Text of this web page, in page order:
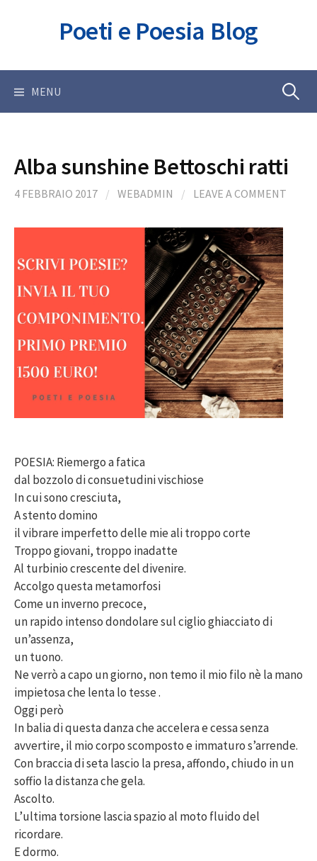
Poeti e Poesia Blog
MENU Ricerca
Alba sunshine Bettoschi ratti
4 FEBBRAIO 2017 / WEBADMIN / LEAVE A COMMENT
POESIA: Riemergo a fatica
dal bozzolo di consuetudini vischiose
In cui sono cresciuta,
A stento domino
il vibrare imperfetto delle mie ali troppo corte
Troppo giovani, troppo inadatte
Al turbinio crescente del divenire.
Accolgo questa metamorfosi
Come un inverno precoce,
un rapido intenso dondolare sul ciglio ghiacciato di
un’assenza,
un tuono.
Ne verrò a capo un giorno, non temo il mio filo nè la mano
impietosa che lenta lo tesse .
Oggi però
In balia di questa danza che accelera e cessa senza
avvertire, il mio corpo scomposto e immaturo s’arrende.
Con braccia di seta lascio la presa, affondo, chiudo in un
soffio la distanza che gela.
Ascolto.
L’ultima torsione lascia spazio al moto fluido del
ricordare.
E dormo.